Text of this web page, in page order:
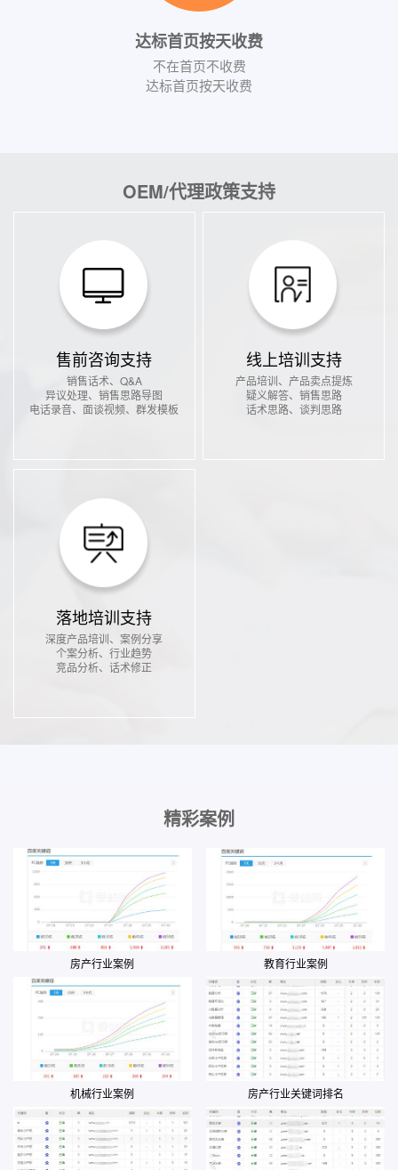
达标首页按天收费
不在首页不收费
达标首页按天收费
OEM/代理政策支持
售前咨询支持
销售话术、Q&A
异议处理、销售思路导图
电话录音、面谈视频、群发模板
线上培训支持
产品培训、产品卖点提炼
疑义解答、销售思路
话术思路、谈判思路
落地培训支持
深度产品培训、案例分享
个案分析、行业趋势
竞品分析、话术修正
精彩案例
房产行业案例 教育行业案例
机械行业案例 房产行业关键词排名